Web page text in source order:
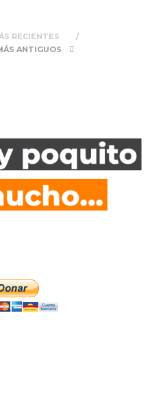
RECIENTES
ANTIGUOS